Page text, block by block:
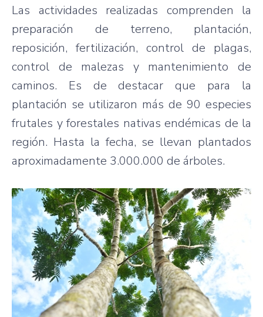
Las actividades realizadas comprenden la
preparación de terreno, plantación,
reposición, fertilización, control de plagas,
control de malezas y mantenimiento de
caminos. Es de destacar que para la
plantación se utilizaron más de 90 especies
frutales y forestales nativas endémicas de la
región. Hasta la fecha, se llevan plantados
aproximadamente 3.000.000 de árboles.